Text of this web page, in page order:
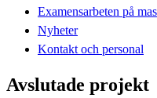
Examensarbeten på
Nyheter
Kontakt och personal
Avslutade projekt